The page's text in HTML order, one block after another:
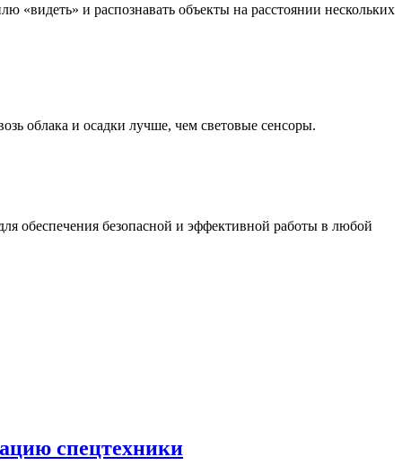
и распознавать объекты на расстоянии нескольких
облака и осадки лучше, чем световые сенсоры.
обеспечения безопасной и эффективной работы в любой
спецтехники